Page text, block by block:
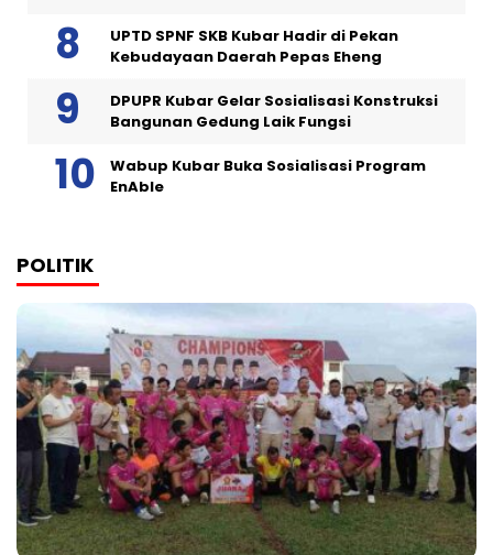
UPTD SPNF SKB Kubar Hadir di Pekan
Kebudayaan Daerah Pepas Eheng
DPUPR Kubar Gelar Sosialisasi Konstruksi
Bangunan Gedung Laik Fungsi
Wabup Kubar Buka Sosialisasi Program
EnAble
POLITIK